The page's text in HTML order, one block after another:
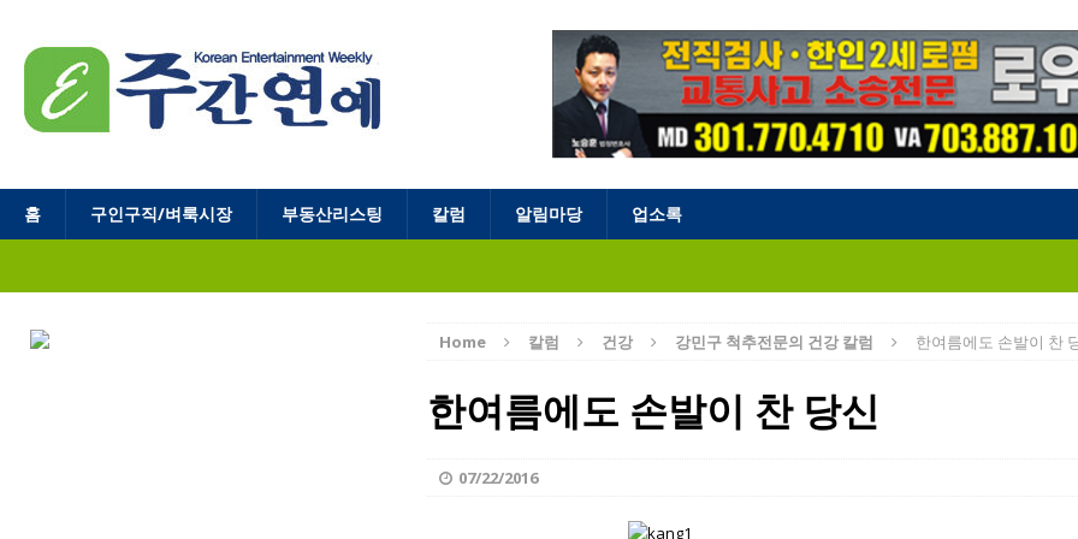
홈 구인구직/벼룩시장 부동산리스팅 칼럼 알림마당 업소록
Home 칼럼 건강 강민구 척추전문의 건강 칼럼 한여름에도 손발이 찬
한여름에도 손발이 찬 당신
07/22/2016